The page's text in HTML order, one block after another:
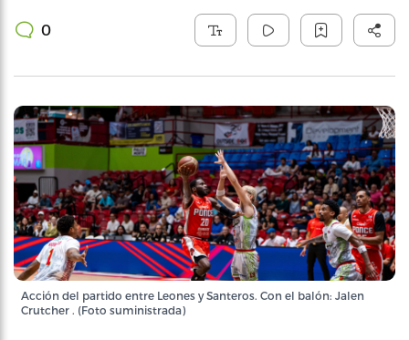
0
Acción del partido entre Leones y Santeros. Con el balón: Jalen
Crutcher . (Foto suministrada)